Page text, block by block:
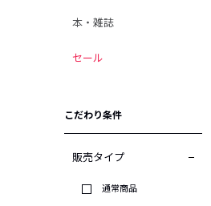
本・雑誌
セール
こだわり条件
販売タイプ
通常商品